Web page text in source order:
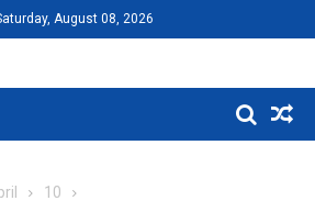
August 08, 2026
10